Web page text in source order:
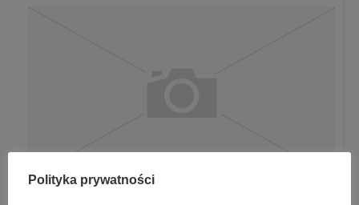
Polityka prywatności